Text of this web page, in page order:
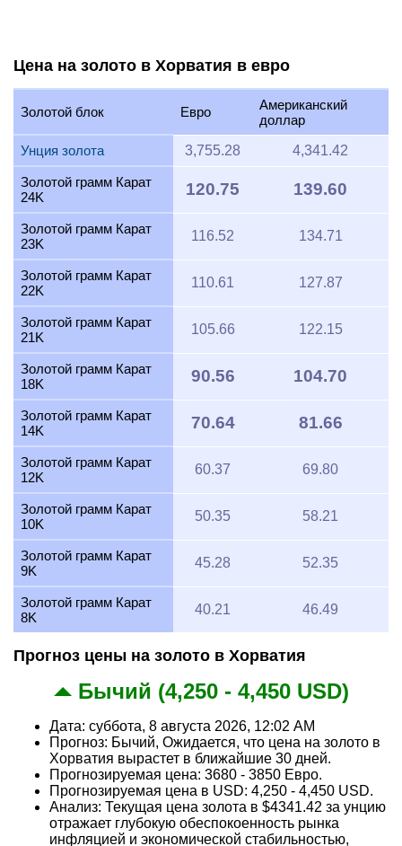
Цена на золото в Хорватия в евро
Золотой блок Евро
Американский
доллар
Унция золота
3,755.28 4,341.42
Золотой грамм Карат
24K
120.75 139.60
Золотой грамм Карат
23K
116.52 134.71
Золотой грамм Карат
22K
110.61 127.87
Золотой грамм Карат
21K
105.66 122.15
Золотой грамм Карат
18K
90.56 104.70
Золотой грамм Карат
14K
70.64 81.66
Золотой грамм Карат
12K
60.37 69.80
Золотой грамм Карат
10K
50.35 58.21
Золотой грамм Карат
9K
45.28 52.35
Золотой грамм Карат
8K
40.21 46.49
Прогноз цены на золото в Хорватия
Бычий (4,250 - 4,450 USD)
Дата: суббота, 8 августа 2026, 12:02 AM
Прогноз: Бычий, Ожидается, что цена на золото в
Хорватия вырастет в ближайшие 30 дней.
Прогнозируемая цена: 3680 - 3850 Евро.
Прогнозируемая цена в USD: 4,250 - 4,450 USD.
Анализ: Текущая цена золота в $4341.42 за унцию
отражает глубокую обеспокоенность рынка
инфляцией и экономической стабильностью,